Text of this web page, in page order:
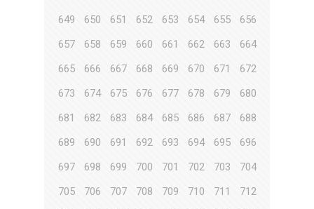
649
650 651 652 653 654 655
656
657
658 659 660 661 662 663
664
665
666 667 668 669 670 671
672
673
674 675 676 677 678 679
680
681
682 683 684 685 686 687
688
689
690 691 692 693 694 695
696
697
698 699 700 701 702 703
704
705
706 707 708 709 710 711
712